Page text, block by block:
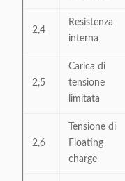
2,4
Resistenza
interna
2,5
Carica di
tensione
limitata
2,6
Tensione di
Floating
charge